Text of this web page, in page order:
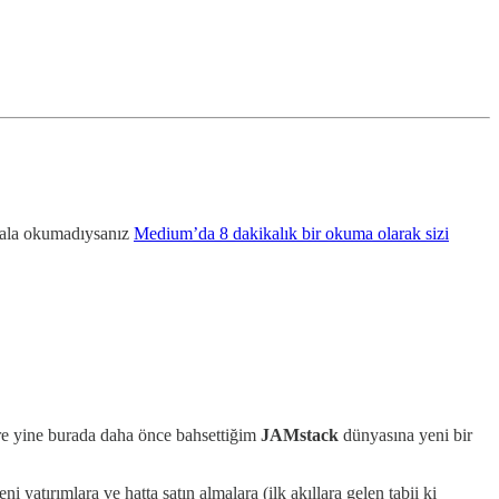
okumadıysanız Medium’da 8 dakikalık bir okuma olarak sizi
yine burada daha önce bahsettiğim JAMstack dünyasına yeni bir
yatırımlara ve hatta satın almalara (ilk akıllara gelen tabii ki